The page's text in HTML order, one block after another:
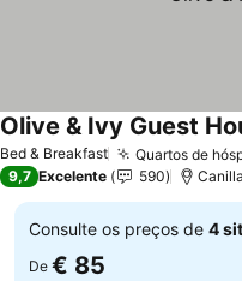
Bed & Breakfast Quartos de
Olive & Ivy Guest
9,7 Excelente 590
Consulte os preços de 4
De € 85